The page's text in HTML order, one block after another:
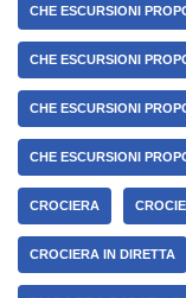
CHE ESCURSIONI
CHE ESCURSIONI
CHE ESCURSIONI
CHE ESCURSIONI
CROCIERA
CROCIERA IN DIRETTA